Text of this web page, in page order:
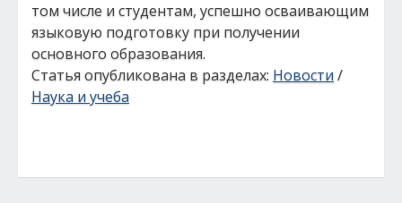
том числе и студентам, успешно осваивающим
языковую подготовку при получении
основного образования.
Статья опубликована в разделах: Новости/
Наука и учеба